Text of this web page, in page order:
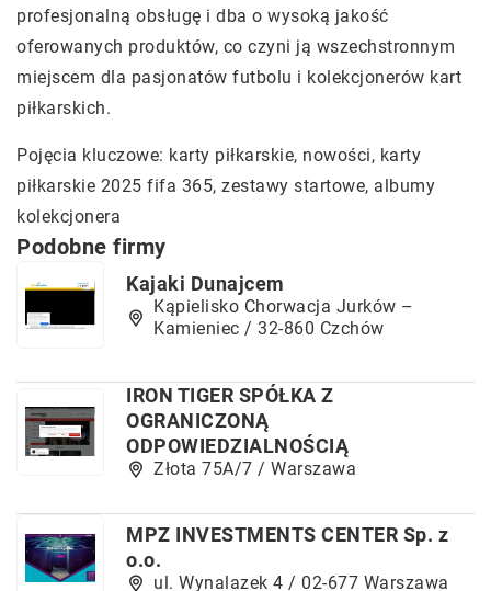
profesjonalną obsługę i dba o wysoką jakość
oferowanych produktów, co czyni ją wszechstronnym
miejscem dla pasjonatów futbolu i kolekcjonerów kart
piłkarskich.
Pojęcia kluczowe: karty piłkarskie, nowości, karty
piłkarskie 2025 fifa 365, zestawy startowe, albumy
kolekcjonera
Podobne firmy
Kajaki Dunajcem
Kąpielisko Chorwacja Jurków –
Kamieniec / 32-860 Czchów
IRON TIGER SPÓŁKA Z
OGRANICZONĄ
ODPOWIEDZIALNOŚCIĄ
Złota 75A/7 / Warszawa
MPZ INVESTMENTS CENTER Sp. z
o.o.
ul. Wynalazek 4 / 02-677 Warszawa